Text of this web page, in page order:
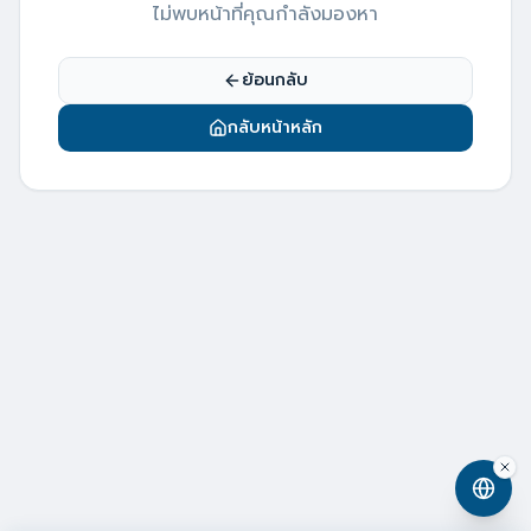
ไม่พบหน้าที่คุณกำลังมองหา
ย้อนกลับ
กลับหน้าหลัก